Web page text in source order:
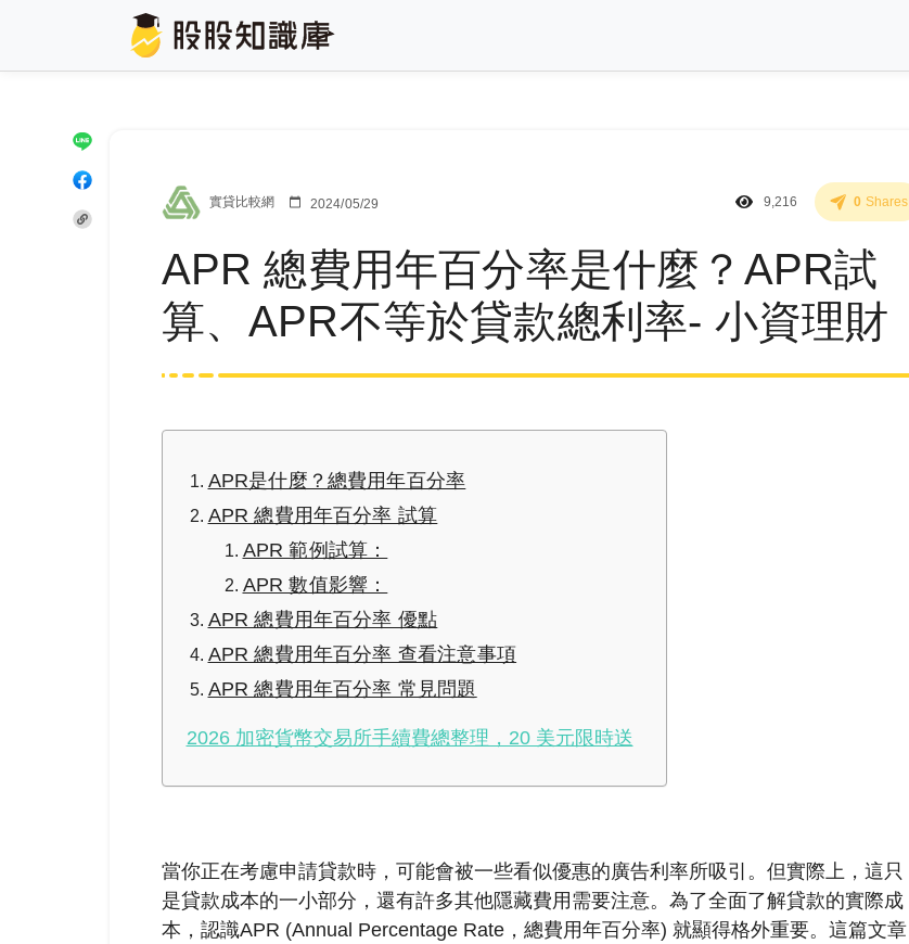
實貸比較網 2024/05/29 9,216 0 Shares
APR 總費用年百分率是什麼？APR試
算、APR不等於貸款總利率- 小資理財
APR是什麼？總費用年百分率
APR 總費用年百分率 試算
APR 範例試算：
APR 數值影響：
APR 總費用年百分率 優點
APR 總費用年百分率 查看注意事項
APR 總費用年百分率 常見問題
2026 加密貨幣交易所手續費總整理，20 美元限時送
當你正在考慮申請貸款時，可能會被一些看似優惠的廣告利率所吸引。但實際上，這只
是貸款成本的一小部分，還有許多其他隱藏費用需要注意。為了全面了解貸款的實際成
本，認識APR (Annual Percentage Rate，總費用年百分率) 就顯得格外重要。這篇文章